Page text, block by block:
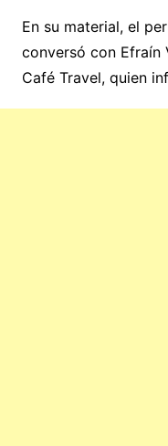
En su material, el
conversó con Efraín
Café Travel, quien